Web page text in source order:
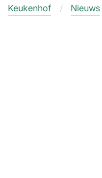
Keukenhof Nieuws